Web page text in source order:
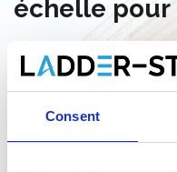
Consent
échelle pour